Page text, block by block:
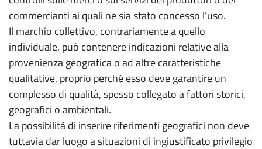
commercianti ai quali ne sia stato concesso l’uso.
Il marchio collettivo, contrariamente a quello
individuale, può contenere indicazioni relative alla
provenienza geografica o ad altre caratteristiche
qualitative, proprio perché esso deve garantire un
complesso di qualità, spesso collegato a fattori storici,
geografici o ambientali.
La possibilità di inserire riferimenti geografici non deve
tuttavia dar luogo a situazioni di ingiustificato privilegio